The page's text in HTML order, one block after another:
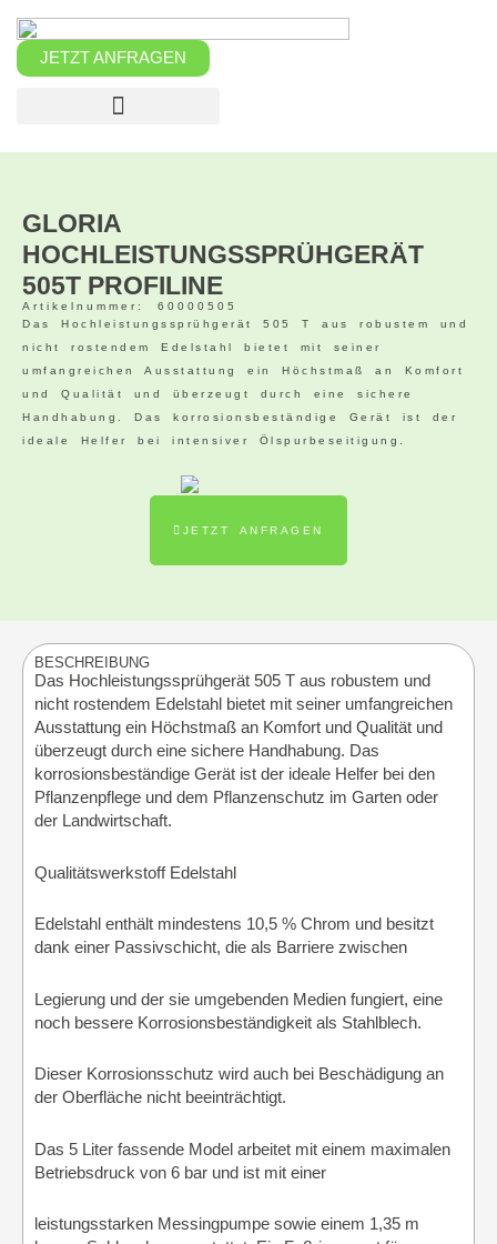
Inhalt
springenJETZT ANFRAGEN
GLORIA
HOCHLEISTUNGSSPRÜHGERÄT
505T PROFILINE
Artikelnummer: 60000505
Das Hochleistungssprühgerät 505 T aus robustem und
nicht rostendem Edelstahl bietet mit seiner
umfangreichen Ausstattung ein Höchstmaß an Komfort
und Qualität und überzeugt durch eine sichere
Handhabung. Das korrosionsbeständige Gerät ist der
ideale Helfer bei intensiver Ölspurbeseitigung.
JETZT ANFRAGEN
BESCHREIBUNG
Das Hochleistungssprühgerät 505 T aus robustem und
nicht rostendem Edelstahl bietet mit seiner umfangreichen
Ausstattung ein Höchstmaß an Komfort und Qualität und
überzeugt durch eine sichere Handhabung. Das
korrosionsbeständige Gerät ist der ideale Helfer bei den
Pflanzenpflege und dem Pflanzenschutz im Garten oder
der Landwirtschaft.
Qualitätswerkstoff Edelstahl
Edelstahl enthält mindestens 10,5 % Chrom und besitzt
dank einer Passivschicht, die als Barriere zwischen
Legierung und der sie umgebenden Medien fungiert, eine
noch bessere Korrosionsbeständigkeit als Stahlblech.
Dieser Korrosionsschutz wird auch bei Beschädigung an
der Oberfläche nicht beeinträchtigt.
Das 5 Liter fassende Model arbeitet mit einem maximalen
Betriebsdruck von 6 bar und ist mit einer
leistungsstarken Messingpumpe sowie einem 1,35 m